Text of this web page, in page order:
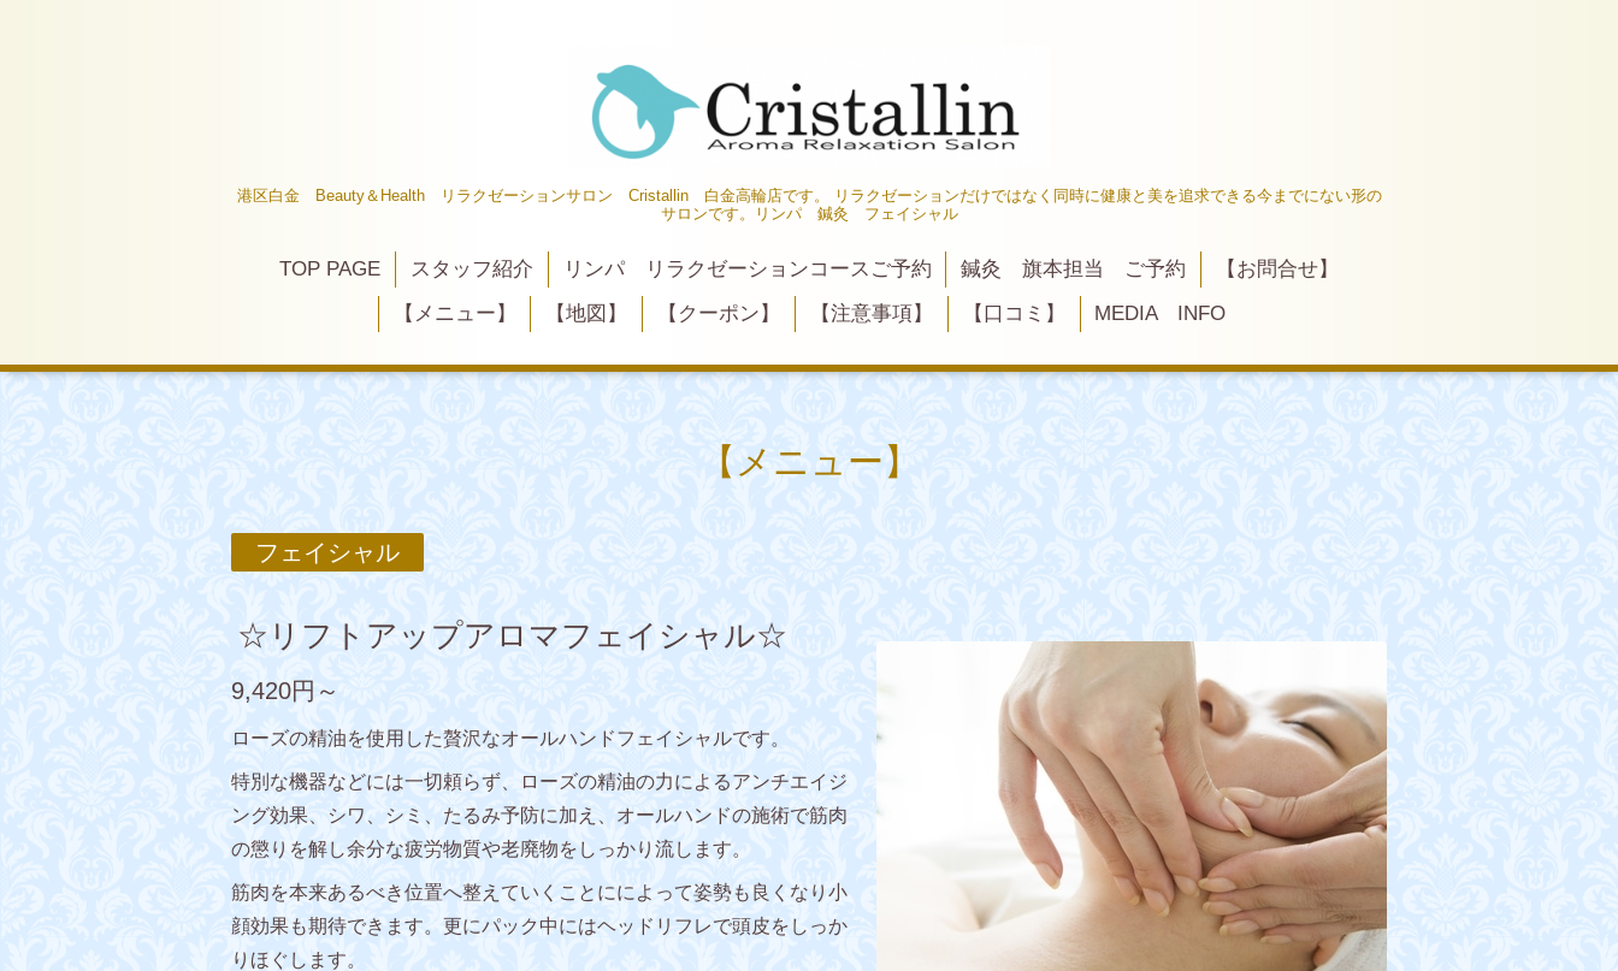
港区白金 Beauty＆Health リラクゼーションサロン Cristallin 白金高輪店です。 リラクゼーションだけではなく同時に健康と美を追求できる今までにない形の
サロンです。リンパ 鍼灸 フェイシャル
TOP PAGE スタッフ紹介 リンパ リラクゼーションコースご予約 鍼灸 旗本担当 ご予約
【お問合せ】
【メニュー】
【地図】 【クーポン】 【注意事項】 【口コミ】 MEDIA INFO
【メニュー】
フェイシャル
☆リフトアップアロマフェイシャル☆
9,420円～
ローズの精油を使用した贅沢なオールハンドフェイシャルです。
特別な機器などには一切頼らず、ローズの精油の力によるアンチエイジ
ング効果、シワ、シミ、たるみ予防に加え、オールハンドの施術で筋肉
の懲りを解し余分な疲労物質や老廃物をしっかり流します。
筋肉を本来あるべき位置へ整えていくことにによって姿勢も良くなり小
顔効果も期待できます。更にパック中にはヘッドリフレで頭皮をしっか
りほぐします。